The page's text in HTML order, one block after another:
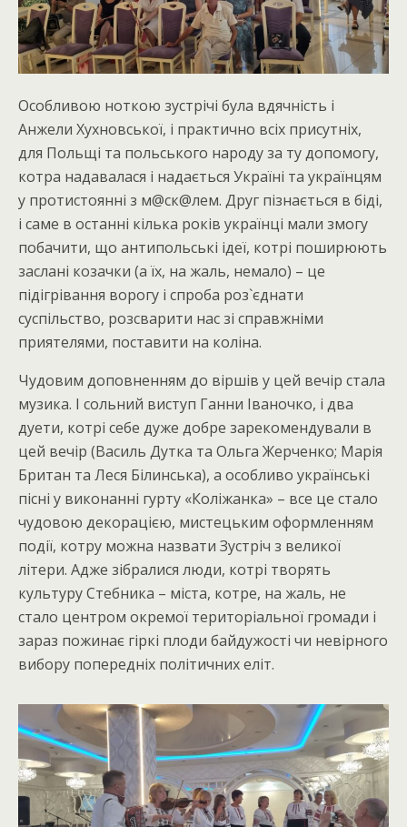
Особливою ноткою зустрічі була вдячність і
Анжели Хухновської, і практично всіх присутніх,
для Польщі та польського народу за ту допомогу,
котра надавалася і надається Україні та українцям
у протистоянні з м@ск@лем. Друг пізнається в біді,
і саме в останні кілька років українці мали змогу
побачити, що антипольські ідеї, котрі поширюють
заслані козачки (а їх, на жаль, немало) – це
підігрівання ворогу і спроба роз`єднати
суспільство, розсварити нас зі справжніми
приятелями, поставити на коліна.
Чудовим доповненням до віршів у цей вечір стала
музика. І сольний виступ Ганни Іваночко, і два
дуети, котрі себе дуже добре зарекомендували в
цей вечір (Василь Дутка та Ольга Жерченко; Марія
Британ та Леся Білинська), а особливо українські
пісні у виконанні гурту «Коліжанка» – все це стало
чудовою декорацією, мистецьким оформленням
події, котру можна назвати Зустріч з великої
літери. Адже зібралися люди, котрі творять
культуру Стебника – міста, котре, на жаль, не
стало центром окремої територіальної громади і
зараз пожинає гіркі плоди байдужості чи невірного
вибору попередніх політичних еліт.